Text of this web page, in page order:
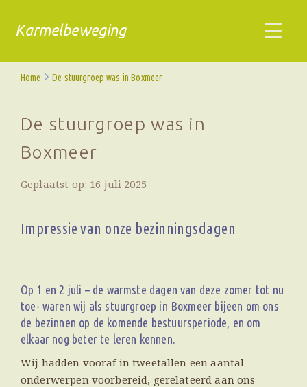
Home De stuurgroep was in Boxmeer
De stuurgroep was in
Boxmeer
Geplaatst op: 16 juli 2025
Impressie van onze bezinningsdagen
Op 1 en 2 juli – de warmste dagen van deze zomer tot nu
toe- waren wij als stuurgroep in Boxmeer bijeen om ons
de bezinnen op de komende bestuursperiode, en om
elkaar nog beter te leren kennen.
Wij hadden vooraf in tweetallen een aantal
onderwerpen voorbereid, gerelateerd aan ons
Karmelbeweging